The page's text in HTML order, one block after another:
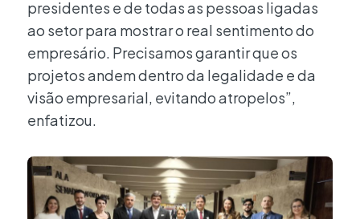
presidentes e de todas as pessoas ligadas
ao setor para mostrar o real sentimento do
empresário. Precisamos garantir que os
projetos andem dentro da legalidade e da
visão empresarial, evitando atropelos”,
enfatizou.